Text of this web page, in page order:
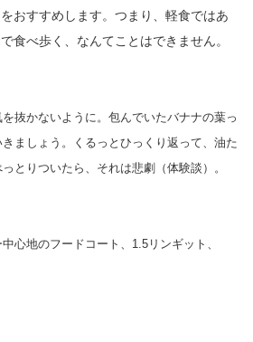
おすすめします。つまり、軽食ではあ
食べ歩く、なんてことはできません。
抜かないように。包んでいたバナナの葉っ
ましょう。くるっとひっくり返って、油た
とりついたら、それは悲劇（体験談）。
心地のフードコート、1.5リンギット、